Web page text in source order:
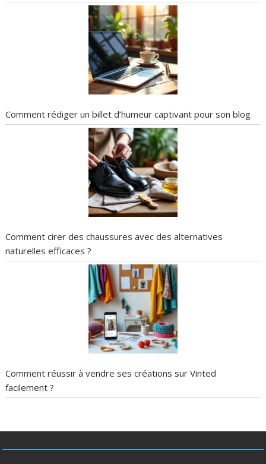
Comment rédiger un billet d’humeur captivant pour son blog
Comment cirer des chaussures avec des alternatives
naturelles efficaces ?
Comment réussir à vendre ses créations sur Vinted
facilement ?